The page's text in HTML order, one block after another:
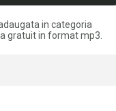
in categoria
gratuit in format mp3.